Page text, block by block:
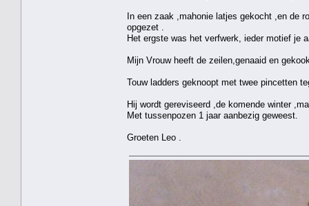
In een zaak ,mahonie latjes gekocht ,en de
opgezet .
Het ergste was het verfwerk, ieder motief je
Mijn Vrouw heeft de zeilen,genaaid en
Touw ladders geknoopt met twee pincetten
Hij wordt gereviseerd ,de komende winter
Met tussenpozen 1 jaar aanbezig geweest.
Groeten Leo .